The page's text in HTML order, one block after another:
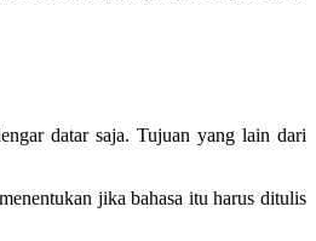
datar saja. Tujuan yang lain dari
jika bahasa itu harus ditulis